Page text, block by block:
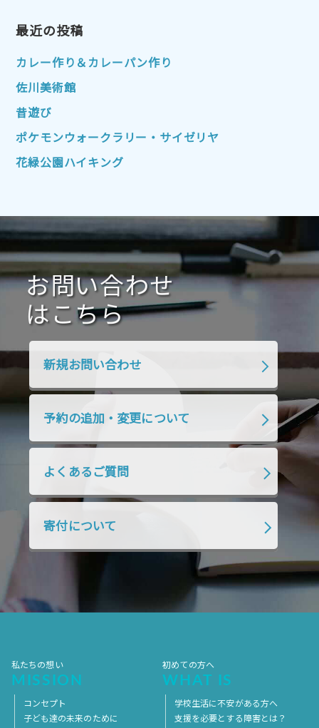
2023年1月
2022年10月 2022年9月
2022年7月
2022年4月
2022年1月 2021年12月 2021年11月
2021年10月 2021年9月
2021年1月 2020年12月 2020年11月
2020年10月 2020年9月 2020年8月
2020年7月 2020年6月 2020年5月
2020年4月 2020年3月 2020年2月
2019年10月 2019年9月
2019年4月
2018年7月 2018年6月
2018年4月 2018年3月 2018年2月
2018年1月 2017年12月
2017年10月 2017年9月 2017年8月
2017年5月
2017年4月
最近の投稿
カレー作り＆カレーパン作り
佐川美術館
昔遊び
ポケモンウォークラリー・サイゼリヤ
花緑公園ハイキング
お問い合わせ
はこちら
新規お問い合わせ
予約の追加・変更について
よくあるご質問
寄付について
私たちの想い
MISSION
コンセプト
子ども達の未来のために
初めての方へ
WHAT IS
学校生活に不安がある方へ
支援を必要とする障害とは？